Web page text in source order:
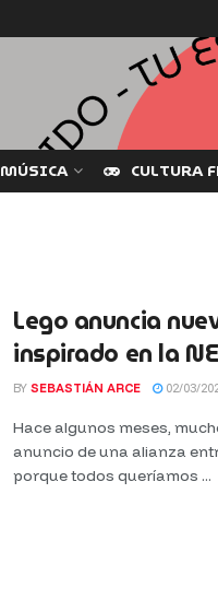
MÚSICA CULTURA
Lego anuncia
inspirado en la
BY SEBASTIÁN ARCE 02/03/
Hace algunos meses,
anuncio de una alianza
porque todos queríamos ...